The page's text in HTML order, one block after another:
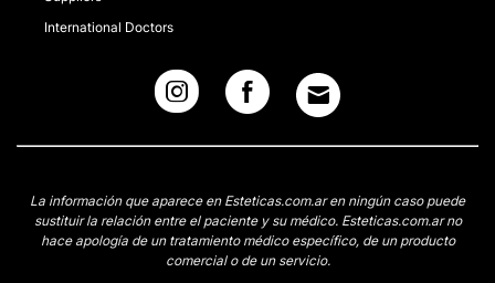
International Doctors
La información que aparece en Esteticas.com.ar en ningún caso puede
sustituir la relación entre el paciente y su médico. Esteticas.com.ar no
hace apología de un tratamiento médico específico, de un producto
comercial o de un servicio.